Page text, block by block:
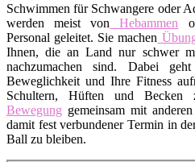
Schwimmen für Schwangere oder
werden meist von Hebammen
Personal geleitet. Sie machen
Ihnen, die an Land nur schwer
nachzumachen sind. Dabei
Beweglichkeit und Ihre Fitness
Schultern, Hüften und Becken
Bewegung gemeinsam mit
damit fest verbundener Termin in
Ball zu bleiben.